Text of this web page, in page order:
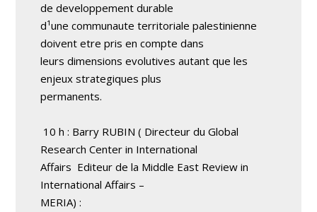
de developpement durable
d¹une communaute territoriale palestinienne
doivent etre pris en compte dans
leurs dimensions evolutives autant que les
enjeux strategiques plus
permanents.
10 h : Barry RUBIN ( Directeur du Global
Research Center in International
Affairs ­ Editeur de la Middle East Review in
International Affairs –
MERIA) :